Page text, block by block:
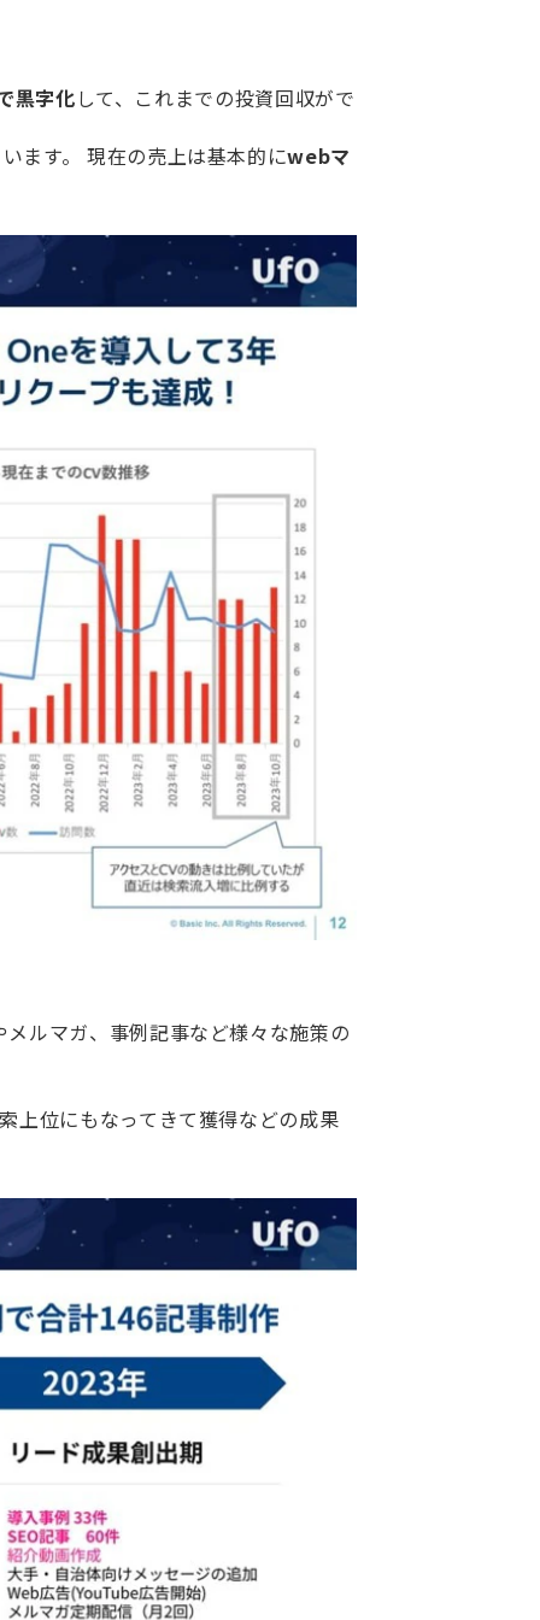
黒字化して、これまでの投資回収がで
ます。 現在の売上は基本的にwebマ
ルマガ、事例記事など様々な施策の
上位にもなってきて獲得などの成果